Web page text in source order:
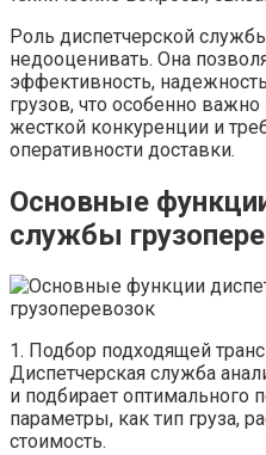
Роль диспетчерской
недооценивать. Она
эффективность,
грузов, что особенно
жесткой конкуренции и
оперативности доставки.
Основные
службы
1. Подбор подходящей
Диспетчерская служба
и подбирает оптимального
параметры, как тип груза,
стоимость.